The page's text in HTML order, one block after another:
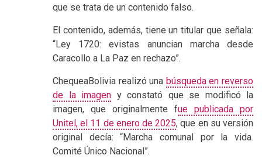
que se trata de un contenido falso.
El contenido, además, tiene un titular que señala:
“Ley 1720: evistas anuncian marcha desde
Caracollo a La Paz en rechazo”.
ChequeaBolivia realizó una búsqueda en reverso
de la imagen y constató que se modificó la
imagen, que originalmente fue publicada por
Unitel, el 11 de enero de 2025, que en su versión
original decía: “Marcha comunal por la vida.
Comité Único Nacional”.